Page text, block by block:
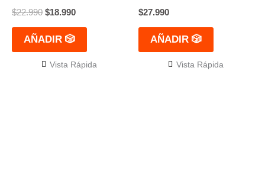
$22.990 $18.990
AÑADIR 🎲
Vista Rápida
$27.990
AÑADIR 🎲
Vista Rápida